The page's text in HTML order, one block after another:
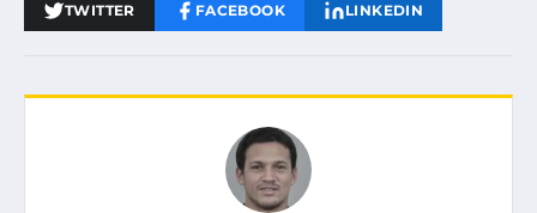
TWITTER FACEBOOK LINKEDIN